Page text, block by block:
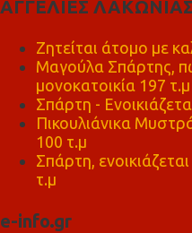
ΑΓΓΕΛΙΕΣ ΛΑΚΩΝΙΑΣ
Ζητείται άτομο με
Μαγούλα Σπάρτης,
μονοκατοικία 197 τ.μ
Σπάρτη -
Πικουλιάνικα
100 τ.μ
Σπάρτη,
τ.μ
e-info.gr